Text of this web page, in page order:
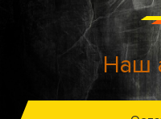
Наш